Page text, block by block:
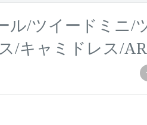
ル/ツイードミニ/
/キャミドレス/